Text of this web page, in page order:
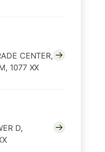
CENTER,
1077 XX
D,